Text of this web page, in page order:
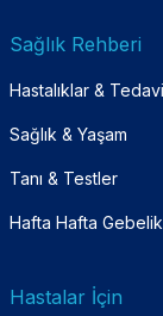
Sağlık Rehberi
Hastalıklar &
Sağlık & Yaşam
Tanı & Testler
Hafta Hafta Gebelik
Hastalar İçin